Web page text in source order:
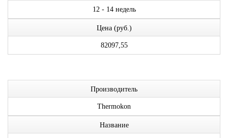
12 - 14 недель
Цена (руб.)
82097,55
Производитель
Thermokon
Название